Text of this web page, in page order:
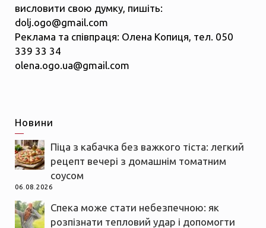
висловити свою думку, пишіть:
dolj.ogo@gmail.com
Реклама та співпраця: Олена Копиця, тел. 050
339 33 34
olena.ogo.ua@gmail.com
Новини
Піца з кабачка без важкого тіста: легкий
рецепт вечері з домашнім томатним
соусом
06.08.2026
Спека може стати небезпечною: як
розпізнати тепловий удар і допомогти